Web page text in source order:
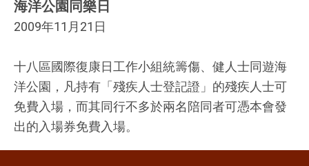
海洋公園同樂日
2009年11月21日
十八區國際復康日工作小組統籌傷、健人士同遊海
洋公園，凡持有「殘疾人士登記證」的殘疾人士可
免費入場，而其同行不多於兩名陪同者可憑本會發
出的入場券免費入場。